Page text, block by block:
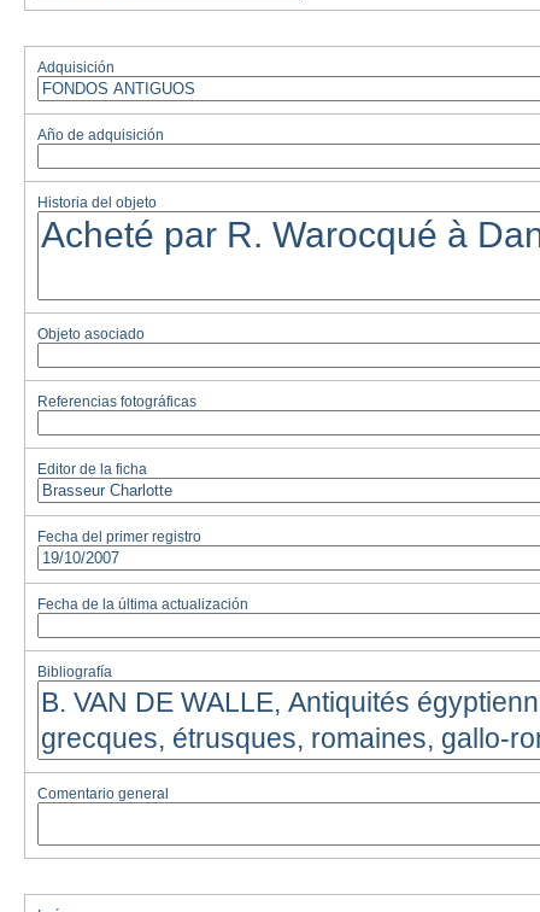
Adquisición
Año de adquisición
Historia del objeto
Objeto asociado
Referencias fotográficas
Editor de la ficha
Fecha del primer registro
Fecha de la última actualización
Bibliografía
Comentario general